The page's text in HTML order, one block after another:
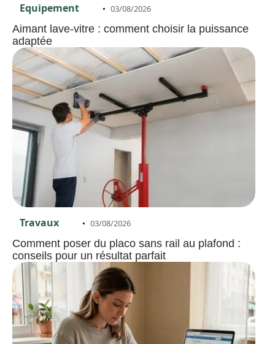
Equipement 03/08/2026
Aimant lave-vitre : comment choisir la puissance
adaptée
Travaux 03/08/2026
Comment poser du placo sans rail au plafond :
conseils pour un résultat parfait